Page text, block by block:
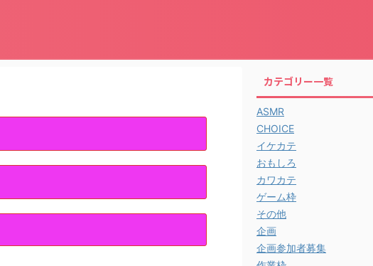
カテゴリー一覧
ASMR
CHOICE
イケカテ
おもしろ
カワカテ
ゲーム枠
その他
企画
企画参加者募集